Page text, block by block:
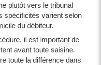
plutôt vers le tribunal
spécificités varient selon
du débiteur.
il est important de
avant toute saisine.
toute la différence dans